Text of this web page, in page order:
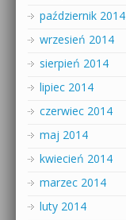
październik 2014
wrzesień 2014
sierpień 2014
lipiec 2014
czerwiec 2014
maj 2014
kwiecień 2014
marzec 2014
luty 2014